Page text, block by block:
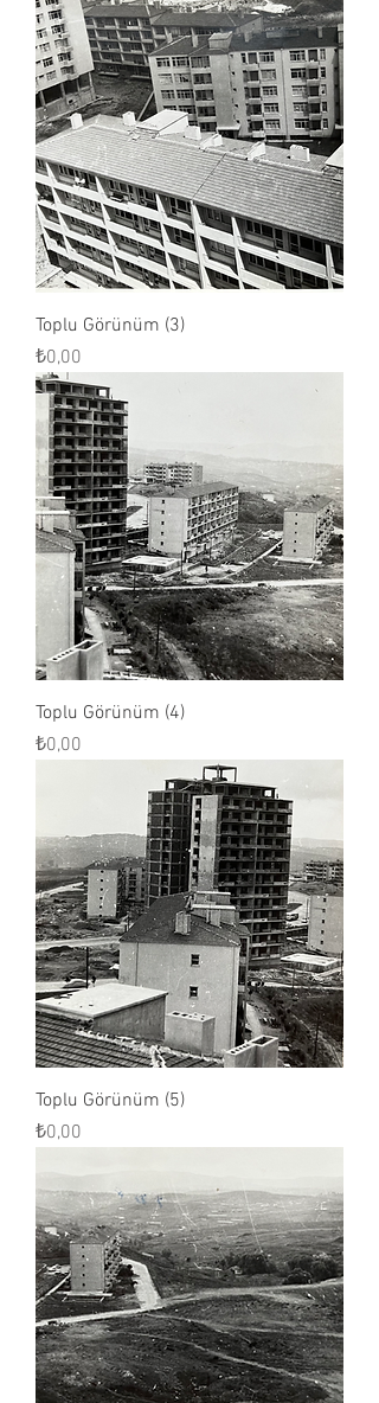
Toplu Görünüm (3)
Fiyat
₺0,00
Toplu Görünüm (4)
Fiyat
₺0,00
Toplu Görünüm (5)
Fiyat
₺0,00